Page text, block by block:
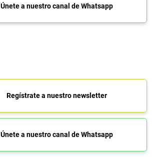
Únete a nuestro canal de Whatsapp
Regístrate a nuestro newsletter
Únete a nuestro canal de Whatsapp